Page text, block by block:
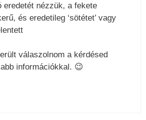
eredetét nézzük, a fekete
és eredetileg ‘sötétet’ vagy
válaszolnom a kérdésed
információkkal. 😉